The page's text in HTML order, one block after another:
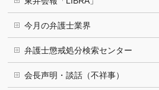
今月の弁護士業界
弁護士懲戒処分検索センター
会長声明・談話（不祥事）